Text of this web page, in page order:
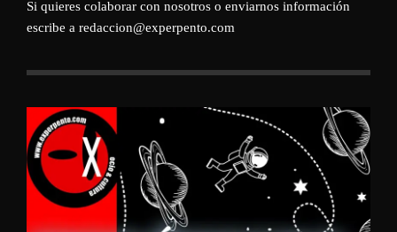
Si quieres colaborar con nosotros o enviarnos información
escribe a redaccion@experpento.com